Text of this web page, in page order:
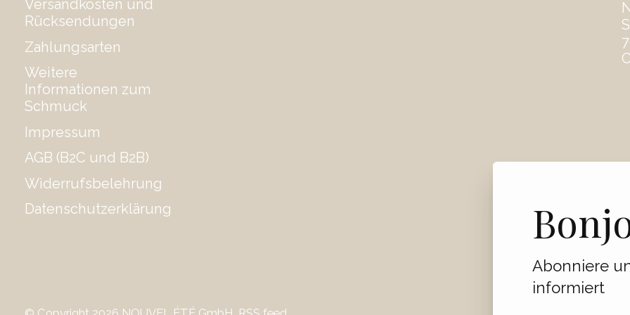
Versandkosten und
Rücksendungen
Zahlungsarten
Weitere
Informationen zum
Schmuck
Impressum
AGB (B2C und B2B)
Widerrufsbelehrung
Datenschutzerklärung
Abonniere
informiert